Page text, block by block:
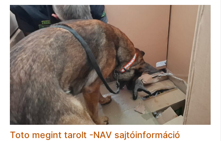
Toto megint tarolt -NAV sajtóinformáció